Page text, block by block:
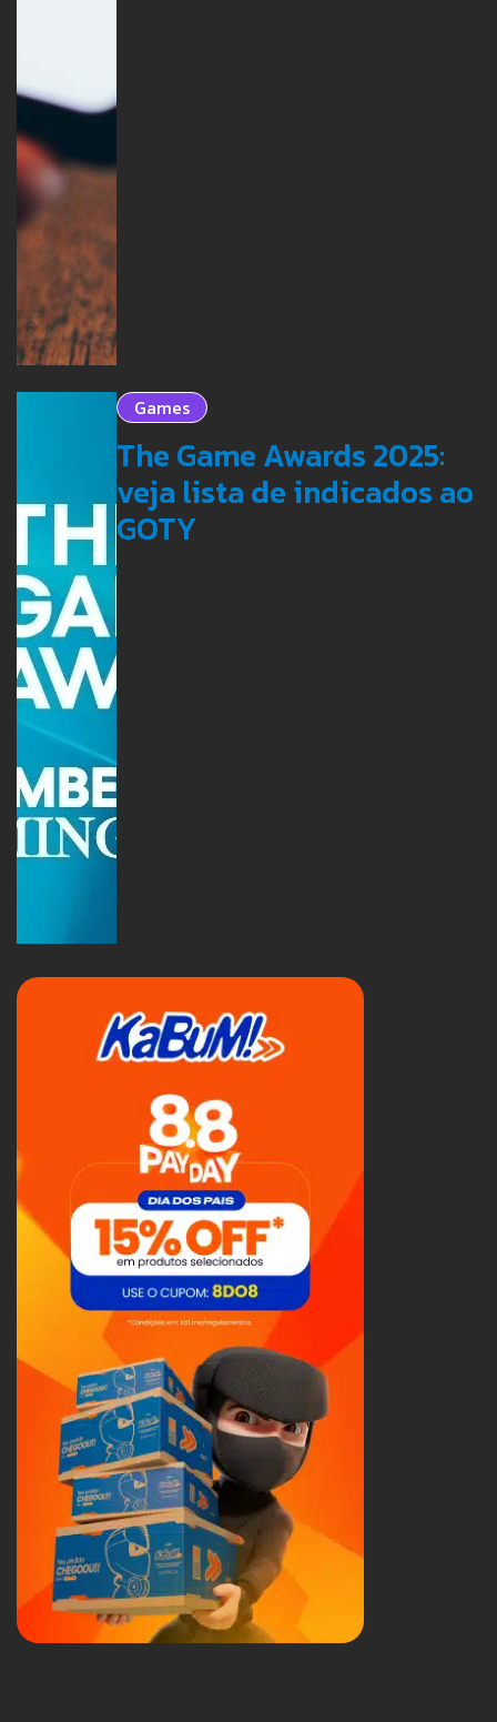
Games
The Game Awards 2025:
veja lista de indicados ao
GOTY